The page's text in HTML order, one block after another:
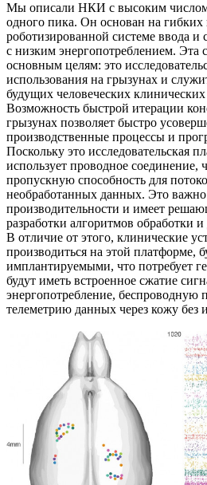
Мы описали НКИ с высоким числом
одного пика. Он основан на
роботизированной системе ввода и
с низким энергопотреблением. Эта
основным целям: это
использования на грызунах и
будущих человеческих
Возможность быстрой итерации
грызунах позволяет быстро
производственные процессы и
Поскольку это исследовательская
использует проводное соединение,
пропускную способность для
необработанных данных. Это
производительности и имеет
разработки алгоритмов обработки
В отличие от этого, клинические
производиться на этой платформе,
имплантируемыми, что потребует
будут иметь встроенное сжатие
энергопотребление, беспроводную
телеметрию данных через кожу без